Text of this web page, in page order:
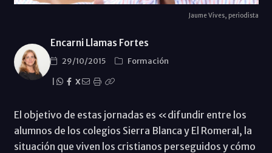
Jaume Vives, periodista
Encarni Llamas Fortes
29/10/2015
Formación
X
El objetivo de estas jornadas es «difundir entre los
alumnos de los colegios Sierra Blanca y El Romeral, la
situación que viven los cristianos perseguidos y cómo